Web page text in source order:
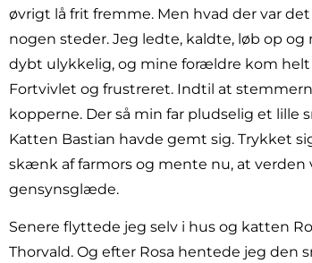
øvrigt lå frit fremme. Men hvad der var
nogen steder. Jeg ledte, kaldte, løb op
dybt ulykkelig, og mine forældre kom
Fortvivlet og frustreret. Indtil at
kopperne. Der så min far pludselig et lille
Katten Bastian havde gemt sig. Trykket
skænk af farmors og mente nu, at verden
gensynsglæde.
Senere flyttede jeg selv i hus og katten
Thorvald. Og efter Rosa hentede jeg den